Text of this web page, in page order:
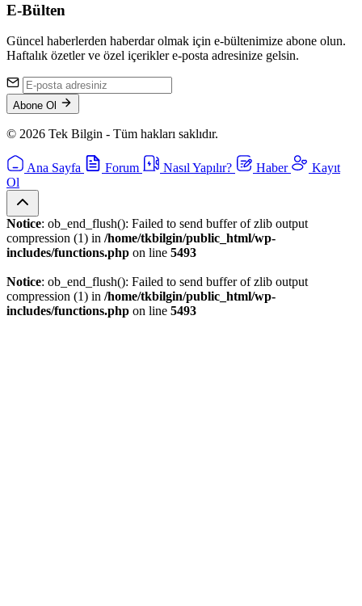
E-Bülten
Güncel haberlerden haberdar olmak için e-bültenimize abone olun.
Haftalık özetler ve özel içerikler e-posta adresinize gelsin.
Abone Ol
© 2026 Tek Bilgin - Tüm hakları saklıdır.
Ana Sayfa Forum Nasıl Yapılır? Haber
Kayıt
Ol
Notice: ob_end_flush(): Failed to send buffer of zlib output
compression (1) in /home/tkbilgin/public_html/wp-
includes/functions.php on line 5493
Notice: ob_end_flush(): Failed to send buffer of zlib output
compression (1) in /home/tkbilgin/public_html/wp-
includes/functions.php on line 5493